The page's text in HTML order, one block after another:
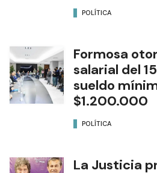
POLÍTICA
Formosa
salarial del
sueldo
$1.200.000
POLÍTICA
La Justicia